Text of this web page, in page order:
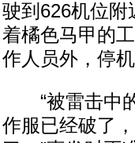
驶到626机位附
着橘色马甲的
作人员外，停
“被雷击中的
作服已经破了